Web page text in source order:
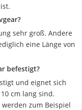
sehr groß. Andere
eine Länge von
befestigt?
und eignet sich
cm lang sind.
zum Beispiel